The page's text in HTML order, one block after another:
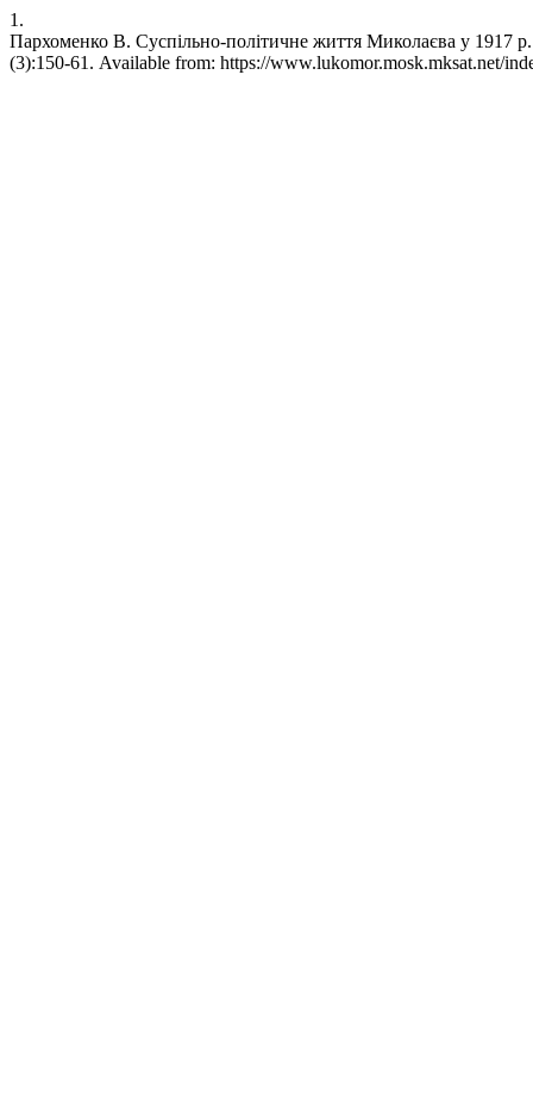
1.
Пархоменко В. Суспільно-політичне життя Миколаєва у 1917
(3):150-61. Available from: https://www.lukomor.mosk.mksat.net/